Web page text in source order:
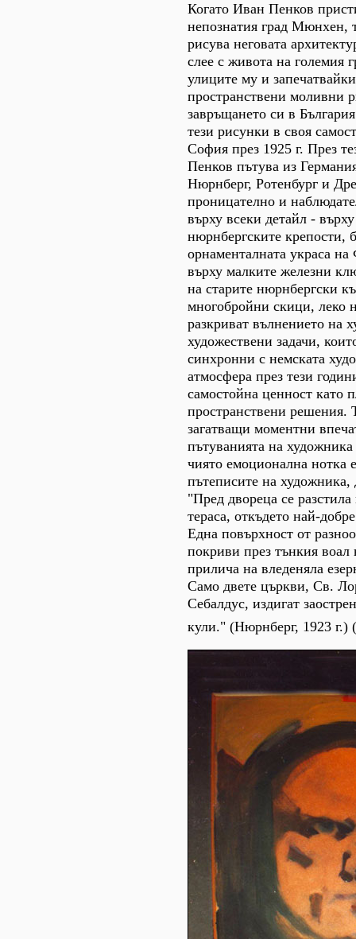
Когато Иван Пенков
непознатия град Мюнхен,
рисува неговата
слее с живота на големия
улиците му и
пространствени моливни
завръщането си в
тези рисунки в своя
София през 1925 г. През
Пенков пътува из
Нюрнберг, Ротенбург и
проницателно и
върху всеки детайл -
нюрнбергските крепости,
орнаменталната украса
върху малките железни
на старите нюрнбергски
многобройни скици, леко
разкриват вълнението на
художествени задачи,
синхронни с немската
атмосфера през тези
самостойна ценност като
пространствени решения.
загатващи моментни
пътуванията на художника
чиято емоционална нотка
пътеписите на художника,
"Пред двореца се разстила
тераса, откъдето най-
Една повърхност от
покриви през тънкия воал
прилича на вледеняла
Само двете църкви, Св.
Себалдус, издигат
кули." (Нюрнберг, 1923 г.)